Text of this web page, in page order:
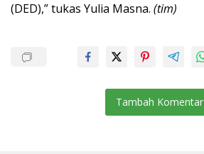
(DED),” tukas Yulia Masna. (tim)
Tambah Komentar